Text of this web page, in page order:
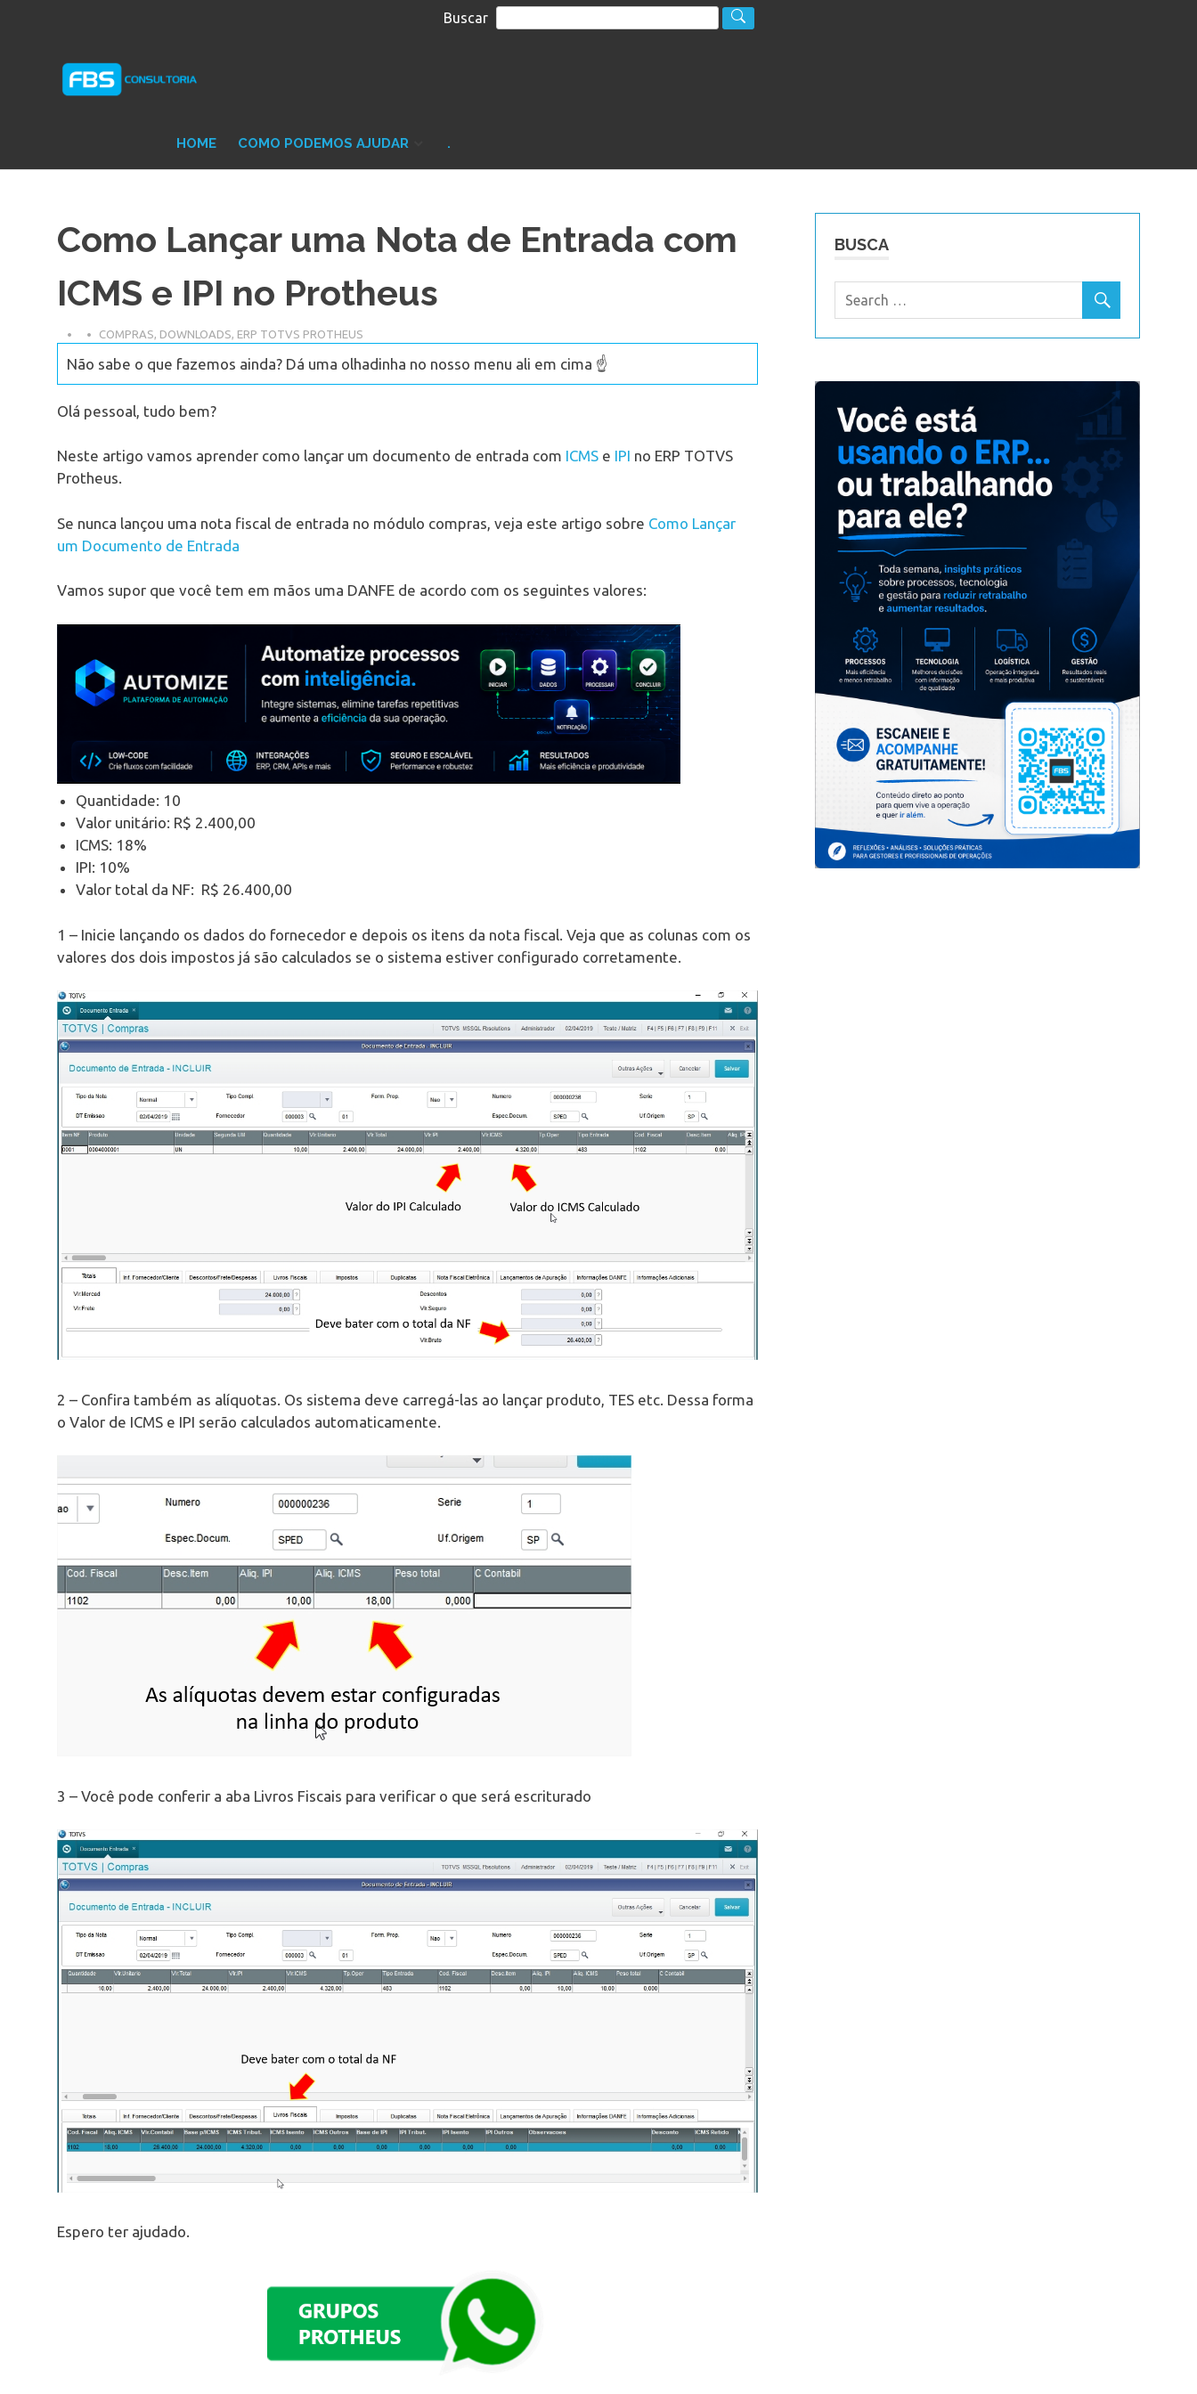
Buscar
Protheus
TOTVS
HOME COMO PODEMOS AJUDAR .
Como Lançar uma Nota de Entrada com
ICMS e IPI no Protheus
COMPRAS DOWNLOADS ERP TOTVS PROTHEUS
Não sabe o que fazemos ainda? Dá uma olhadinha no nosso menu ali em cima ☝️
Olá pessoal, tudo bem?
Neste artigo vamos aprender como lançar um documento de entrada com ICMS e IPI no ERP TOTVS
Protheus.
Se nunca lançou uma nota fiscal de entrada no módulo compras, veja este artigo sobre Como Lançar
um Documento de Entrada
Vamos supor que você tem em mãos uma DANFE de acordo com os seguintes valores:
Quantidade: 10
Valor unitário: R$ 2.400,00
ICMS: 18%
IPI: 10%
Valor total da NF: R$ 26.400,00
1 – Inicie lançando os dados do fornecedor e depois os itens da nota fiscal. Veja que as colunas com os
valores dos dois impostos já são calculados se o sistema estiver configurado corretamente.
2 – Confira também as alíquotas. Os sistema deve carregá-las ao lançar produto, TES etc. Dessa forma
o Valor de ICMS e IPI serão calculados automaticamente.
3 – Você pode conferir a aba Livros Fiscais para verificar o que será escriturado
Espero ter ajudado.
BUSCA